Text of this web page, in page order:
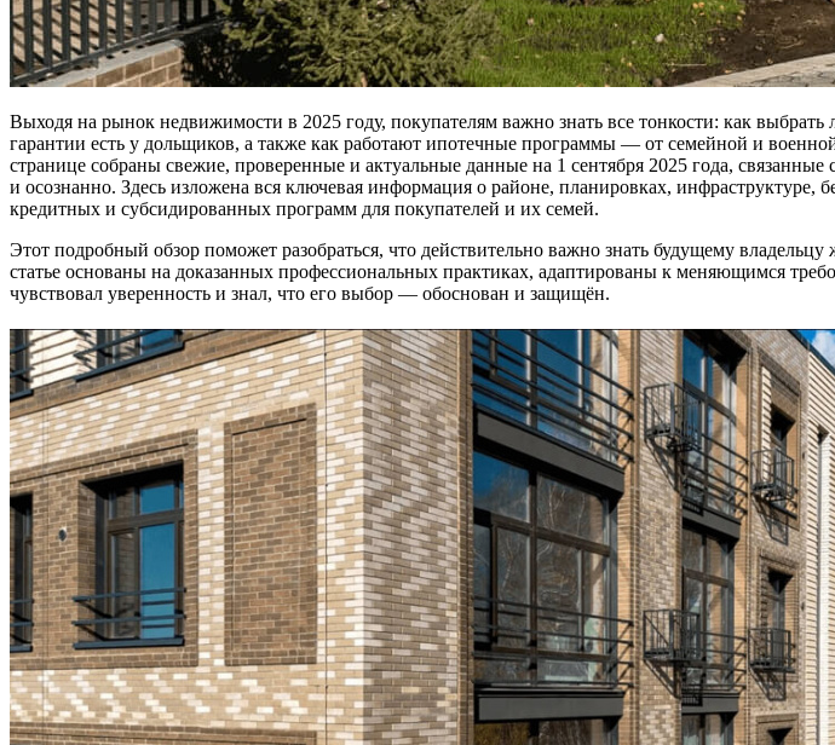
Выходя на рынок недвижимости в 2025 году, покупателям важно знать все тонкости: как
гарантии есть у дольщиков, а также как работают ипотечные программы — от семейной и
странице собраны свежие, проверенные и актуальные данные на 1 сентября 2025 года,
и осознанно. Здесь изложена вся ключевая информация о районе, планировках,
кредитных и субсидированных программ для покупателей и их семей.
Этот подробный обзор поможет разобраться, что действительно важно знать будущему владельцу
статье основаны на доказанных профессиональных практиках, адаптированы к меняющимся
чувствовал уверенность и знал, что его выбор — обоснован и защищён.